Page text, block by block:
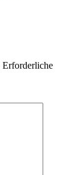
Erforderliche